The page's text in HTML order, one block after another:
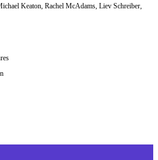
Keaton, Rachel McAdams, Liev Schreiber,